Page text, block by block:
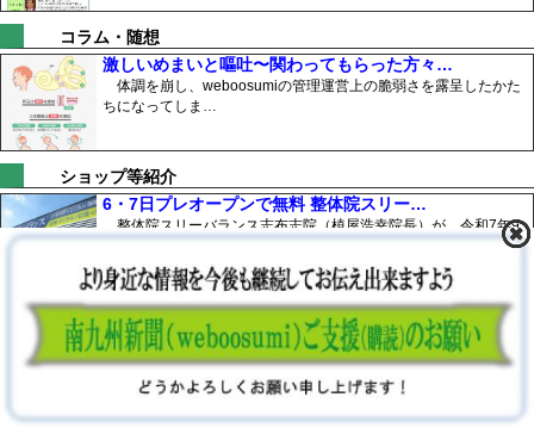
コラム・随想
激しいめまいと嘔吐〜関わってもらった方々…
体調を崩し、weboosumiの管理運営上の脆弱さを露呈したかた
ちになってしま…
ショップ等紹介
6・7日プレオープンで無料 整体院スリー…
整体院スリーバランス志布志院（植屋浩幸院長）が、令和7年9
月5日（金）にプレオ…
オーガニック給食
自然の力で育った野菜のおいしさを学校給食…
大崎町の全小・中学校で、地元の有機食材を使った給食が、令和
7年度2学期からスタ…